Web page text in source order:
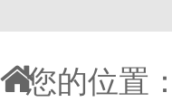
您的位置：